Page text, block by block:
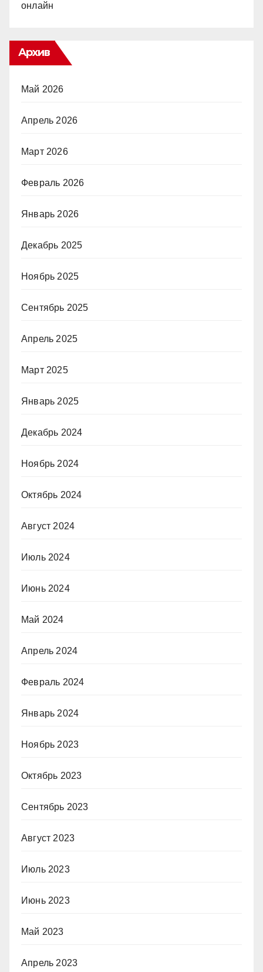
онлайн
Архив
Май 2026
Апрель 2026
Март 2026
Февраль 2026
Январь 2026
Декабрь 2025
Ноябрь 2025
Сентябрь 2025
Апрель 2025
Март 2025
Январь 2025
Декабрь 2024
Ноябрь 2024
Октябрь 2024
Август 2024
Июль 2024
Июнь 2024
Май 2024
Апрель 2024
Февраль 2024
Январь 2024
Ноябрь 2023
Октябрь 2023
Сентябрь 2023
Август 2023
Июль 2023
Июнь 2023
Май 2023
Апрель 2023